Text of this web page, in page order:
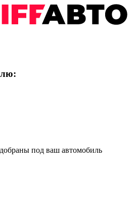
под ваш автомобиль